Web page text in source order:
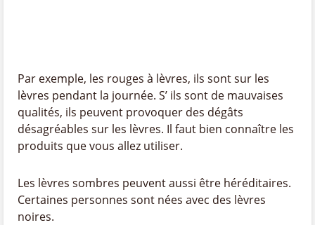
Par exemple, les rouges à lèvres, ils sont sur les
lèvres pendant la journée. S’ ils sont de mauvaises
qualités, ils peuvent provoquer des dégâts
désagréables sur les lèvres. Il faut bien connaître les
produits que vous allez utiliser.
Les lèvres sombres peuvent aussi être héréditaires.
Certaines personnes sont nées avec des lèvres
noires.